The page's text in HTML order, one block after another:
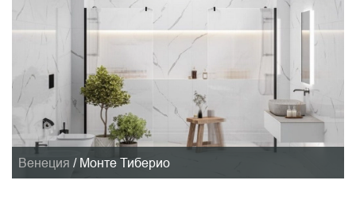
Венеция / Монте Тиберио